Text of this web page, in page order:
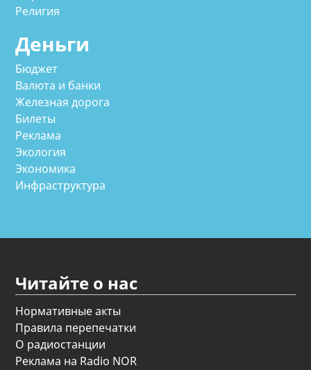
Религия
Деньги
Бюджет
Валюта и банки
Железная дорога
Билеты
Реклама
Экология
Экономика
Инфраструктура
Читайте о нас
Нормативные акты
Правила перепечатки
О радиостанции
Реклама на Radio NOR